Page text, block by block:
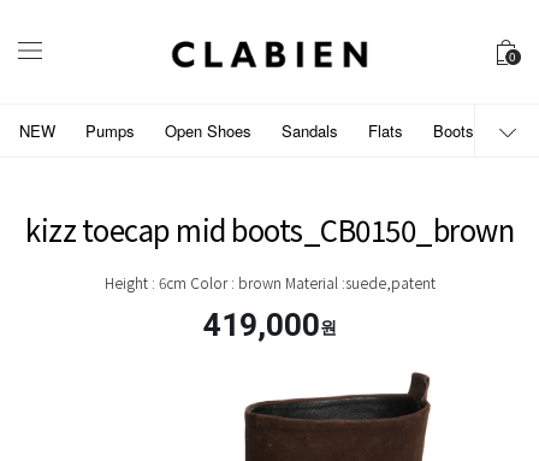
0
NEW Pumps Open Shoes Sandals Flats Boots 개
kizz toecap mid boots_CB0150_brown
Height : 6cm Color : brown Material :suede,patent
419,000원